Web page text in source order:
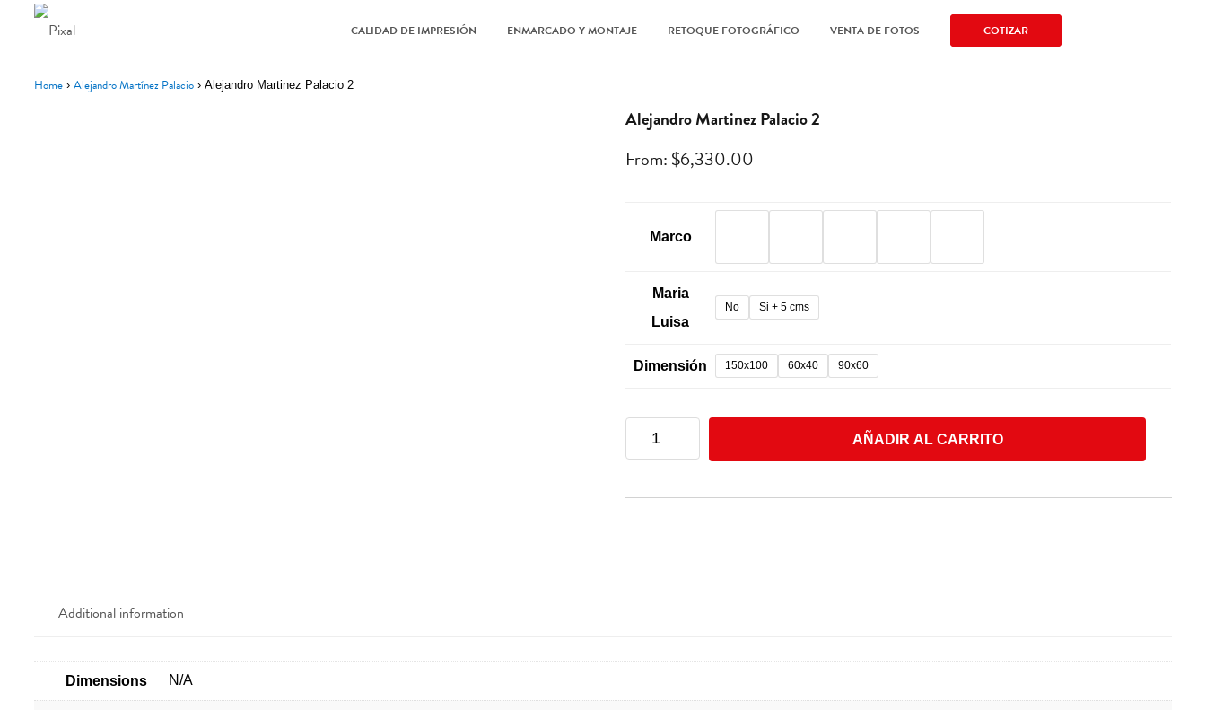
CALIDAD DE IMPRESIÓN ENMARCADO Y MONTAJE RETOQUE FOTOGRÁFICO VENTA DE FOTOS COTIZAR
Home › Alejandro Martínez Palacio › Alejandro Martinez Palacio 2
Alejandro Martinez Palacio 2
From: $6,330.00
Marco
Maria
Luisa
No Si + 5 cms
Dimensión 150x100 60x40 90x60
Alejandro
Martinez
Palacio
AÑADIR AL CARRITO
Additional information
Dimensions N/A